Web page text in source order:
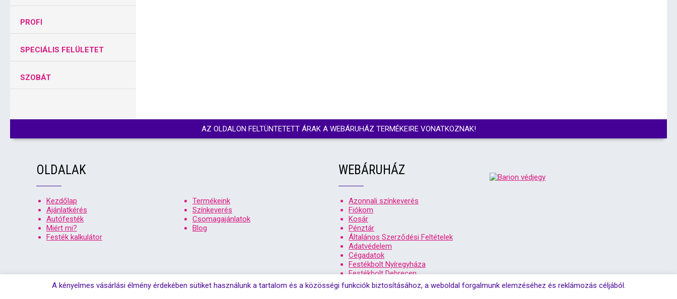
PROFI
SPECIÁLIS FELÜLETET
SZOBÁT
AZ OLDALON FELTÜNTETETT ÁRAK A WEBÁRUHÁZ TERMÉKEIRE VONATKOZNAK!
OLDALAK
Kezdőlap
Termékeink
Ajánlatkérés
Színkeverés
Autófesték
Csomagajánlatok
Miért mi?
Blog
Festék kalkulátor
WEBÁRUHÁZ
Azonnali színkeverés
Fiókom
Kosár
Pénztár
Általános Szerződési Feltételek
Adatvédelem
Cégadatok
Festékbolt Nyíregyháza
Festékbolt Debrecen
A kényelmes vásárlási élmény érdekében sütiket használunk a tartalom és a közösségi funkciók biztosításához, a weboldal forgalmunk elemzéséhez és reklámozás céljából.